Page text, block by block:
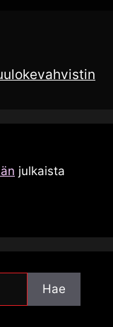
julkaista
Hae